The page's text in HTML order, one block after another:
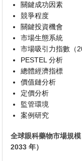
關鍵成功因素
競爭程度
關鍵投資機會
市場生態系統
市場吸引力指數（
PESTEL 分析
總體經濟指標
價值鏈分析
定價分析
監管環境
案例研究
全球眼科藥物市場規
2033 年）